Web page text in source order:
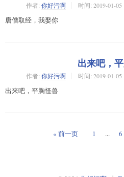
作者: 你好污啊 时间: 2019-01-05
唐僧取经，我娶你
出来吧，
作者: 你好污啊 时间: 2019-01-05
出来吧，平胸怪兽
« 前一页 1 ... 6